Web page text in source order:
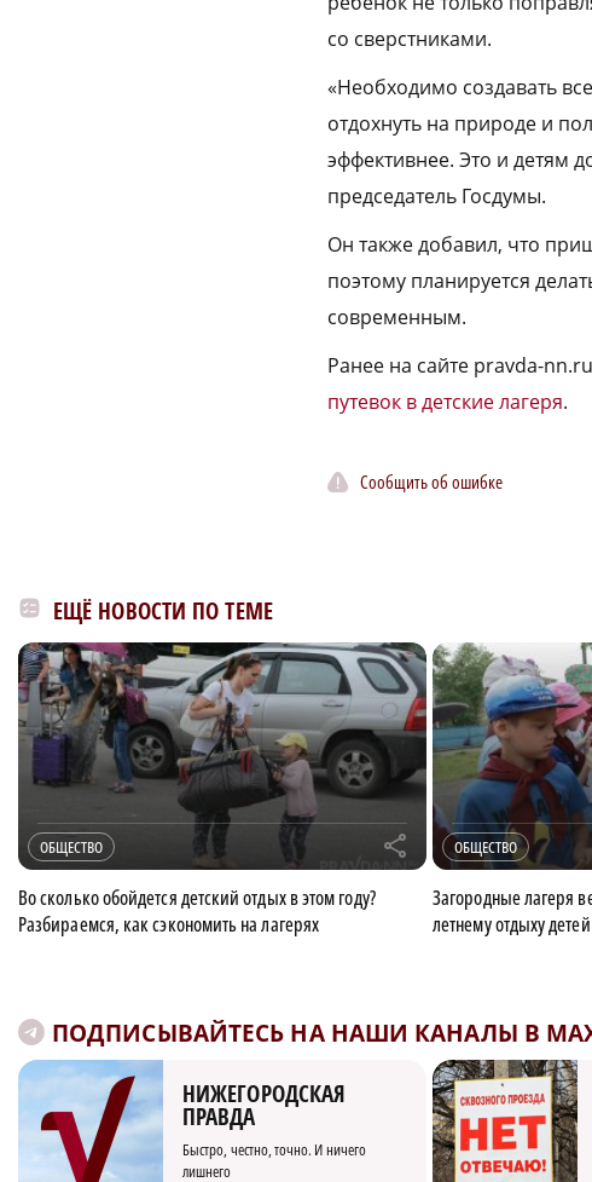
со сверстниками.
«Необходимо создавать
отдохнуть на природе и
эффективнее. Это и детям
председатель Госдумы.
Он также добавил, что
поэтому планируется
современным.
Ранее на сайте pravda-
путевок в детские лагеря.
Сообщить об ошибке
ЕЩЁ НОВОСТИ ПО ТЕМЕ
ОБЩЕСТВО r
Во сколько обойдется детский отдых в этом году?
Разбираемся, как сэкономить на лагерях
ОБЩЕСТВО
Загородные лагеря
летнему отдыху детей
ПОДПИСЫВАЙТЕСЬ НА НАШИ КАНАЛЫ В MAX
НИЖЕГОРОДСКАЯ
ПРАВДА
Быстро, честно, точно. И ничего
лишнего